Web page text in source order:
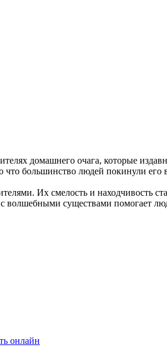
домашнего очага, которые
большинство людей покинули
Их смелость и
существами помогает